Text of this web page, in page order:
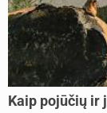
Kaip pojūčių ir